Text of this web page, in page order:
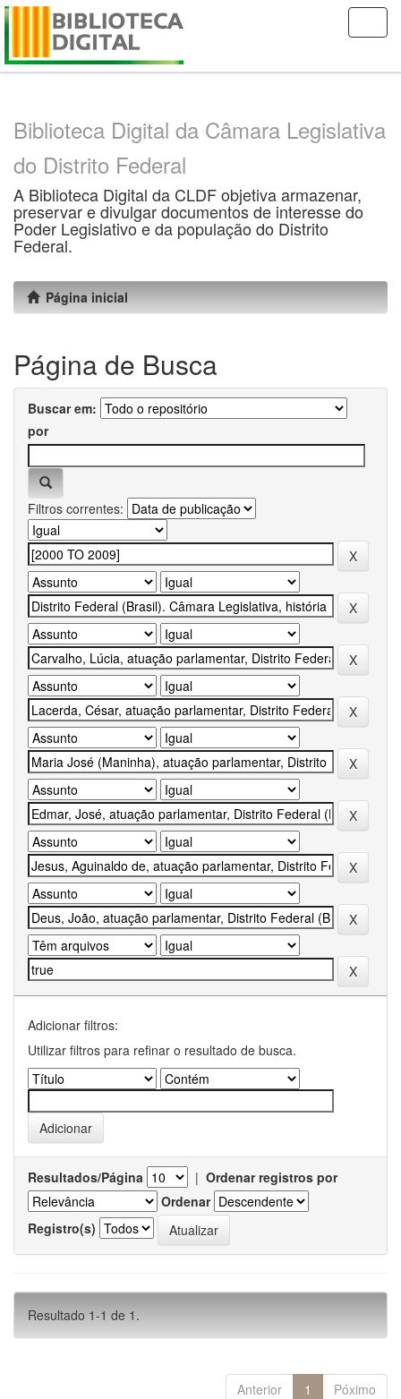
Skip
Biblioteca Digital da Câmara Legislativa
do Distrito Federal
A Biblioteca Digital da CLDF objetiva armazenar,
preservar e divulgar documentos de interesse do
Poder Legislativo e da população do Distrito
Federal.
Página inicial
Página de Busca
Buscar em:
por
Filtros correntes:
Adicionar filtros:
Utilizar filtros para refinar o resultado de busca.
Resultados/Página | Ordenar registros por
Ordenar
Registro(s)
Resultado 1-1 de 1.
Anterior 1 Póximo